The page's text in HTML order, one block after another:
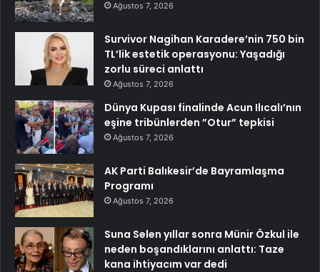
Ağustos 7, 2026
Survivor Nagihan Karadere’nin 750 bin
TL’lik estetik operasyonu: Yaşadığı
zorlu süreci anlattı
Ağustos 7, 2026
Dünya Kupası finalinde Acun Ilıcalı’nın
eşine tribünlerden ”Otur” tepkisi
Ağustos 7, 2026
AK Parti Balıkesir’de Bayramlaşma
Programı
Ağustos 7, 2026
Suna Selen yıllar sonra Münir Özkul ile
neden boşandıklarını anlattı: Taze
kana ihtiyacım var dedi